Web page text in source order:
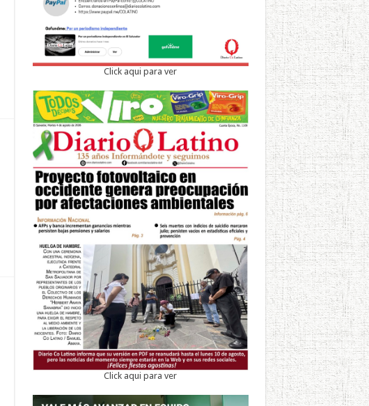
Click aqui para ver
Click aqui para ver